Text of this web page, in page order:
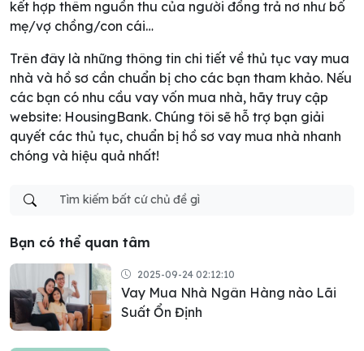
kết hợp thêm nguồn thu của người đồng trả nơ như bố
mẹ/vợ chồng/con cái…
Trên đây là những thông tin chi tiết về thủ tục vay mua
nhà và hồ sơ cần chuẩn bị cho các bạn tham khảo. Nếu
các bạn có nhu cầu vay vốn mua nhà, hãy truy cập
website: HousingBank. Chúng tôi sẽ hỗ trợ bạn giải
quyết các thủ tục, chuẩn bị hồ sơ vay mua nhà nhanh
chóng và hiệu quả nhất!
Bạn có thể quan tâm
2025-09-24 02:12:10
Vay Mua Nhà Ngân Hàng nào Lãi
Suất Ổn Định